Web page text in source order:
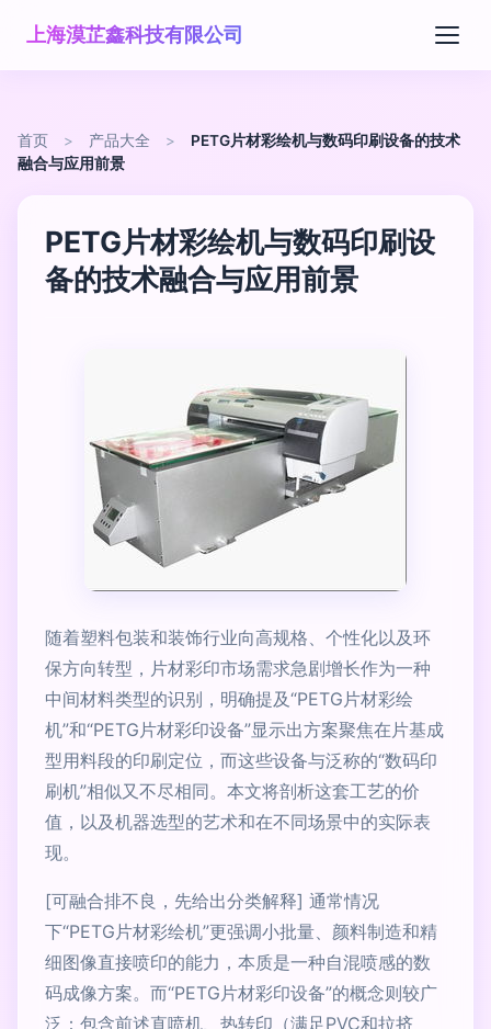
上海漠芷鑫科技有限公司
首页 > 产品大全 >
PETG片材彩绘机与数码印刷设备的技术
融合与应用前景
PETG片材彩绘机与数码印刷设
备的技术融合与应用前景
随着塑料包装和装饰行业向高规格、个性化以及环
保方向转型，片材彩印市场需求急剧增长作为一种
中间材料类型的识别，明确提及“PETG片材彩绘
机”和“PETG片材彩印设备”显示出方案聚焦在片基成
型用料段的印刷定位，而这些设备与泛称的“数码印
刷机”相似又不尽相同。本文将剖析这套工艺的价
值，以及机器选型的艺术和在不同场景中的实际表
现。
[可融合排不良，先给出分类解释] 通常情况
下“PETG片材彩绘机”更强调小批量、颜料制造和精
细图像直接喷印的能力，本质是一种自混喷感的数
码成像方案。而“PETG片材彩印设备”的概念则较广
泛：包含前述直喷机、热转印（满足PVC和拉挤